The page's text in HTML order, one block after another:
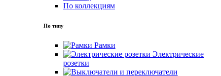
По коллекциям
По типу
Рамки
Электрические
розетки